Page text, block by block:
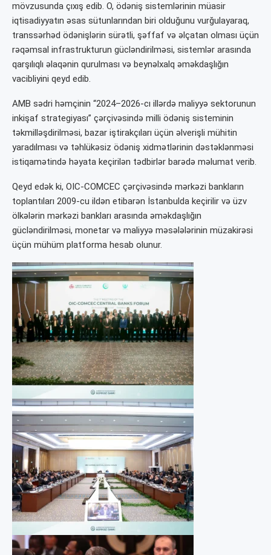
mövzusunda çıxış edib. O, ödəniş sistemlərinin müasir
iqtisadiyyatın əsas sütunlarından biri olduğunu vurğulayaraq,
transsərhəd ödənişlərin sürətli, şəffaf və əlçatan olması üçün
rəqəmsal infrastrukturun gücləndirilməsi, sistemlər arasında
qarşılıqlı əlaqənin qurulması və beynəlxalq əməkdaşlığın
vacibliyini qeyd edib.
AMB sədri həmçinin “2024–2026-cı illərdə maliyyə sektorunun
inkişaf strategiyası” çərçivəsində milli ödəniş sisteminin
təkmilləşdirilməsi, bazar iştirakçıları üçün əlverişli mühitin
yaradılması və təhlükəsiz ödəniş xidmətlərinin dəstəklənməsi
istiqamətində həyata keçirilən tədbirlər barədə məlumat verib.
Qeyd edək ki, OIC-COMCEC çərçivəsində mərkəzi bankların
toplantıları 2009-cu ildən etibarən İstanbulda keçirilir və üzv
ölkələrin mərkəzi bankları arasında əməkdaşlığın
gücləndirilməsi, monetar və maliyyə məsələlərinin müzakirəsi
üçün mühüm platforma hesab olunur.